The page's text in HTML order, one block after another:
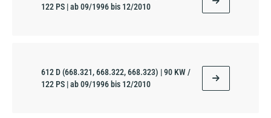
122 PS | ab 09/1996 bis 12/2010
612 D (668.321, 668.322, 668.323) | 90 KW /
122 PS | ab 09/1996 bis 12/2010